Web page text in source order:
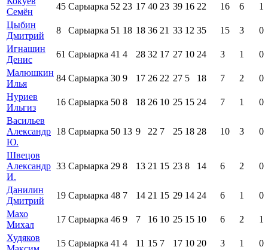
Семён
45 Сарыарка 52 23 17 40 23 39 16 22 16 6
1
Цыбин
Дмитрий
8 Сарыарка 51 18 18 36 21 33 12 35 15 3
0
Игнашин
Денис
61 Сарыарка 41 4 28 32 17 27 10 24 3 1
0
Малюшкин
Илья
84 Сарыарка 30 9 17 26 22 27 5 18 7 2
0
Нуриев
Ильгиз
16 Сарыарка 50 8 18 26 10 25 15 24 7 1
0
Васильев
Александр
Ю.
18 Сарыарка 50 13 9 22 7 25 18 28 10 3 0
Швецов
Александр
И.
33 Сарыарка 29 8 13 21 15 23 8 14 6 2 0
Данилин
Дмитрий
19 Сарыарка 48 7 14 21 15 29 14 24 6 1
0
Махо
Михал
17 Сарыарка 46 9 7 16 10 25 15 10 6 2
1
Худяков
15 Сарыарка 41 4 11 15 7 17 10 20 3 1
0